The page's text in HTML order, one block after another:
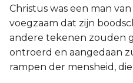
Christus was een man
voegzaam dat zijn
andere tekenen zouden
ontroerd en aangedaan
rampen der mensheid,